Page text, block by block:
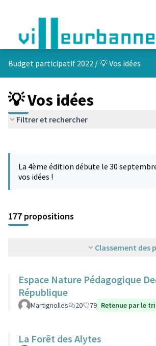
Budget participatif 2022 /💡 Vos idées
💡 Vos idées
Filtrer et rechercher
−
La 4ème édition débute le 30
vos idées !
177 propositions
Classement des
Espace Nature Pédagogique
République
Martignolles 20 79 Retenue par le
La Forêt des Alytes